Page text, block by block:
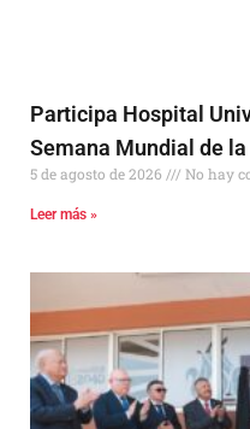
Participa Hospital
Semana Mundial de
5 de agosto de 2026 No hay
Leer más »